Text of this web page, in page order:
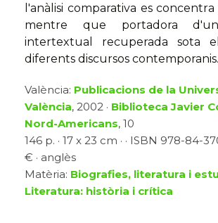
l'anàlisi comparativa es
mentre que portadora
intertextual recuperada sota
diferents discursos contemporanis.
València: Publicacions de la
València, 2002 · Biblioteca Javier
Nord-Americans, 10
146 p. · 17 x 23 cm · · ISBN 978-84-
€ · anglès
Matèria: Biografies, literatura i
Literatura: història i crítica